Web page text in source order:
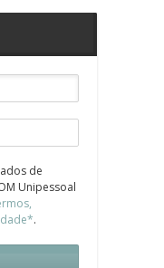
de
Unipessoal
.